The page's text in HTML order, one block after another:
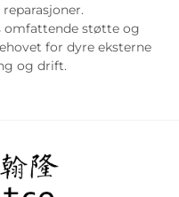
omfattende støtte og
for dyre eksterne
og drift.